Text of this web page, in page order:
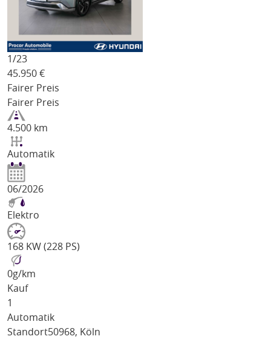
1/23
45.950 €
Fairer Preis
Fairer Preis
4.500 km
Automatik
06/2026
Elektro
168 KW (228 PS)
0g/km
Kauf
1
Automatik
Standort50968, Köln